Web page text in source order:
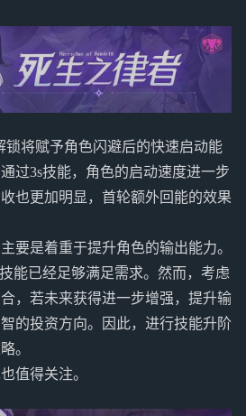
锁将赋予角色闪避后的快速启动能
过3s技能，角色的启动速度进一步
也更加明显，首轮额外回能的效果
要是着重于提升角色的输出能力。
能已经足够满足需求。然而，考虑
，若未来获得进一步增强，提升输
的投资方向。因此，进行技能升阶
。
值得关注。